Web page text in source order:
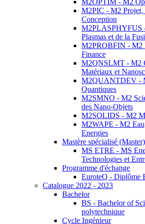
M2OPTIM - M2
M2PIC - M2 Projet,
Conception
M2PLASPHYFUS
Plasmas et de la
M2PROBFIN - M2
Finance
M2QNSLMT - M2
Matériaux et
M2QUANTDEV -
Quantiques
M2SMNO - M2
des Nano-Objets
M2SOLIDS - M2
M2WAPE - M2
Energies
Mastère spécialisé (Master)
MS ETRE - MS
Technologies et
Programme d'échange
EuroteQ - Diplôme
Catalogue 2022 - 2023
Bachelor
BS - Bachelor of
polytechnique
Cycle Ingénieur